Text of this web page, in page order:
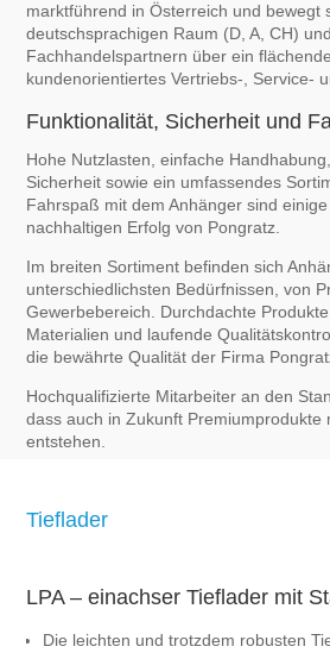
marktführend in Österreich und bewegt
deutschsprachigen Raum (D, A, CH)
Fachhandelspartnern über ein
kundenorientiertes Vertriebs-, Service-
Funktionalität, Sicherheit und
Hohe Nutzlasten, einfache
Sicherheit sowie ein umfassendes
Fahrspaß mit dem Anhänger sind
nachhaltigen Erfolg von Pongratz.
Im breiten Sortiment befinden sich
unterschiedlichsten Bedürfnissen, von
Gewerbebereich. Durchdachte
Materialien und laufende
die bewährte Qualität der Firma
Hochqualifizierte Mitarbeiter an den
dass auch in Zukunft Premiumprodukte
entstehen.
Tieflader
LPA – einachser Tieflader mit
Die leichten und trotzdem robusten